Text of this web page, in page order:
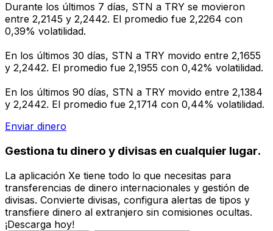
Durante los últimos 7 días, STN a TRY se movieron
entre 2,2145 y 2,2442. El promedio fue 2,2264 con
0,39% volatilidad.
En los últimos 30 días, STN a TRY movido entre 2,1655
y 2,2442. El promedio fue 2,1955 con 0,42% volatilidad.
En los últimos 90 días, STN a TRY movido entre 2,1384
y 2,2442. El promedio fue 2,1714 con 0,44% volatilidad.
Enviar dinero
Gestiona tu dinero y divisas en cualquier lugar.
La aplicación Xe tiene todo lo que necesitas para
transferencias de dinero internacionales y gestión de
divisas. Convierte divisas, configura alertas de tipos y
transfiere dinero al extranjero sin comisiones ocultas.
¡Descarga hoy!